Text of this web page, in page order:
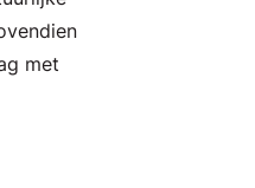
met